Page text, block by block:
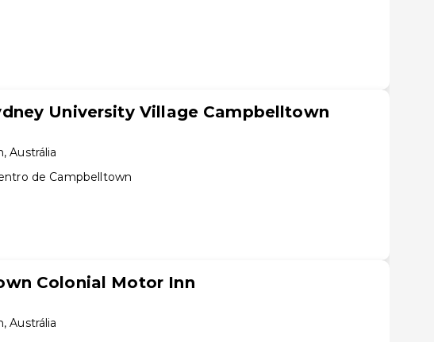
University Village Campbelltown
, Austrália
de Campbelltown
Colonial Motor Inn
, Austrália